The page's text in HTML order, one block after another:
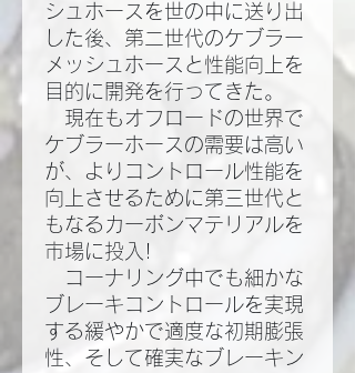
シュホースを世の中に送り出
した後、第二世代のケブラー
メッシュホースと性能向上を
目的に開発を行ってきた。​
現在もオフロードの世界で
ケブラーホースの需要は高い
が、よりコントロール性能を
向上させるために第三世代と
もなるカーボンマテリアルを
市場に投入!​
コーナリング中でも細かな
ブレーキコントロールを実現
する緩やかで適度な初期膨張
性、そして確実なブレーキン